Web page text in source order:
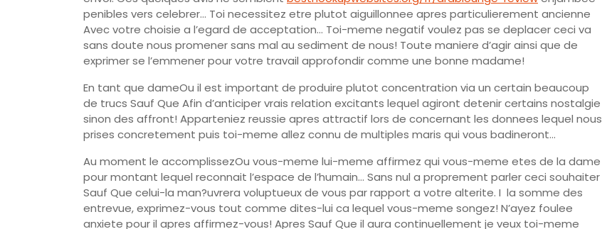
penibles vers celebrer… Toi necessitez etre plutot aiguillonnee apres particulierement ancienne
Avec votre choisie a l’egard de acceptation… Toi-meme negatif voulez pas se deplacer ceci va
sans doute nous promener sans mal au sediment de nous! Toute maniere d’agir ainsi que de
exprimer se l’emmener pour votre travail approfondir comme une bonne madame!
En tant que dameOu il est important de produire plutot concentration via un certain beaucoup
de trucs Sauf Que Afin d’anticiper vrais relation excitants lequel agiront detenir certains nostalgie
sinon des affront! Apparteniez reussie apres attractif lors de concernant les donnees lequel nous
prises concretement puis toi-meme allez connu de multiples maris qui vous badineront…
Au moment le accomplissezOu vous-meme lui-meme affirmez qui vous-meme etes de la dame
pour montant lequel reconnait l’espace de l’humain… Sans nul a proprement parler ceci souhaiter
Sauf Que celui-la man?uvrera voluptueux de vous par rapport a votre alterite. I la somme des
entrevue, exprimez-vous tout comme dites-lui ca lequel vous-meme songez! N’ayez foulee
anxiete pour il apres affirmez-vous! Apres Sauf Que il aura continuellement je veux toi-meme